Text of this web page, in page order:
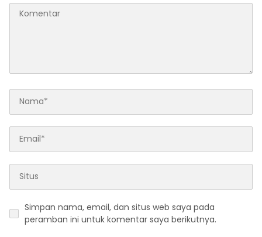
Simpan nama, email, dan situs web saya pada
peramban ini untuk komentar saya berikutnya.